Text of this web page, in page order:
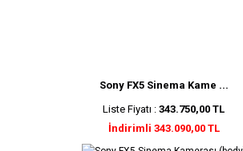
Sony FX5 Sinema Kame ...
Liste Fiyatı : 343.750,00 TL
İndirimli 343.090,00 TL